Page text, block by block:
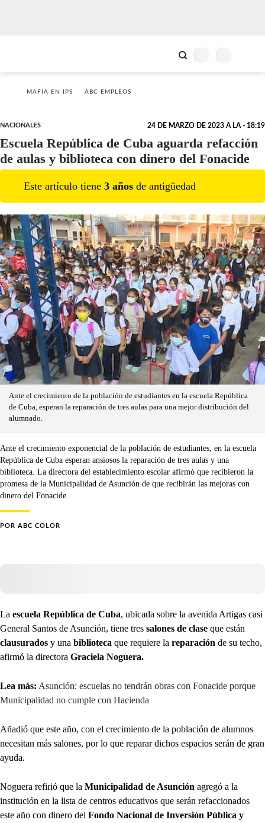
MAFIA EN IPS ABC EMPLEOS
NACIONALES 24 DE MARZO DE 2023 A LA - 18:19
Escuela República de Cuba aguarda refacción
de aulas y biblioteca con dinero del Fonacide
Este artículo tiene 3 años de antigüedad
Ante el crecimiento de la población de estudiantes en la escuela República
de Cuba, esperan la reparación de tres aulas para una mejor distribución del
alumnado.
Ante el crecimiento exponencial de la población de estudiantes, en la escuela
República de Cuba esperan ansiosos la reparación de tres aulas y una
biblioteca. La directora del establecimiento escolar afirmó que recibieron la
promesa de la Municipalidad de Asunción de que recibirán las mejoras con
dinero del Fonacide.
POR ABC COLOR
La escuela República de Cuba, ubicada sobre la avenida Artigas casi
General Santos de Asunción, tiene tres salones de clase que están
clausurados y una biblioteca que requiere la reparación de su techo,
afirmó la directora Graciela Noguera.
Lea más: Asunción: escuelas no tendrán obras con Fonacide porque
Municipalidad no cumple con Hacienda
Añadió que este año, con el crecimiento de la población de alumnos
necesitan más salones, por lo que reparar dichos espacios serán de gran
ayuda.
Noguera refirió que la Municipalidad de Asunción agregó a la
institución en la lista de centros educativos que serán refaccionados
este año con dinero del Fondo Nacional de Inversión Pública y